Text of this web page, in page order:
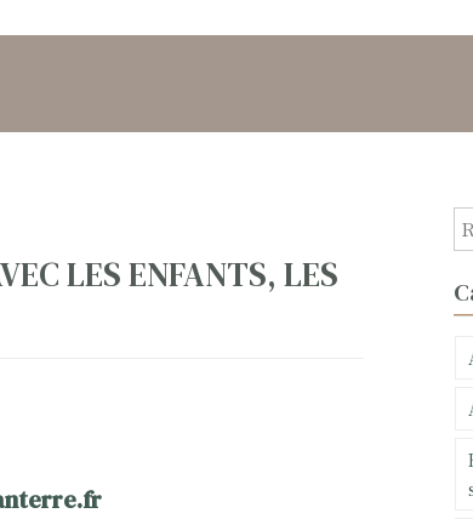
LES ENFANTS, LES
R
e
h